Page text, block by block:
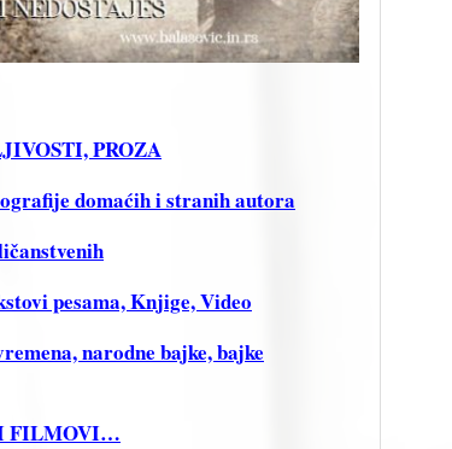
PROZA
domaćih i stranih autora
pesama, Knjige, Video
narodne bajke, bajke
FILMOVI…